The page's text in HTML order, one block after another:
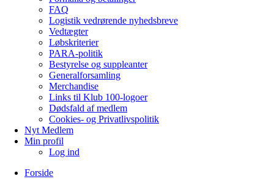
FAQ
Logistik vedrørende nyhedsbreve
Vedtægter
Løbskriterier
PARA-politik
Bestyrelse og suppleanter
Generalforsamling
Merchandise
Links til Klub 100-logoer
Dødsfald af medlem
Cookies- og Privatlivspolitik
Nyt Medlem
Min profil
Log ind
Forside